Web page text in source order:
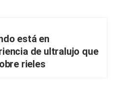
está en
de ultralujo que
rieles